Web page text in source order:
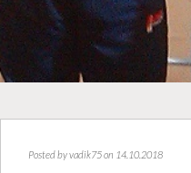
Posted byvadik75on 14.10.2018